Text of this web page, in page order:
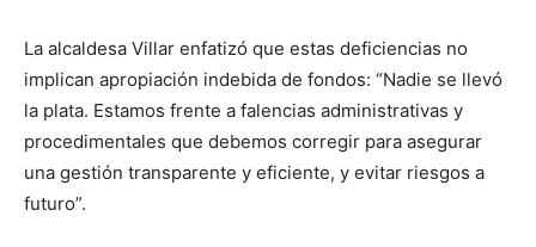
La alcaldesa Villar enfatizó que estas deficiencias no
implican apropiación indebida de fondos: “Nadie se llevó
la plata. Estamos frente a falencias administrativas y
procedimentales que debemos corregir para asegurar
una gestión transparente y eficiente, y evitar riesgos a
futuro”.